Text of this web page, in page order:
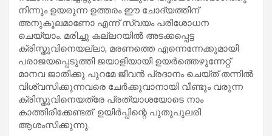
നിന്നും ഉയരുന്ന ഉത്തരം ഈ ചോദ്യത്തിന്
അനുകൂലമാണോ എന്ന് സ്വയം പരിശോധന
ചെയ്യാം. മരിച്ചു കല്ലറയില്‍ അടക്കപ്പെട്ട
ക്രിസ്തുവിനെയല്ലാ, മരണത്തെ എന്നെന്നേക്കുമായി
പരാജയപ്പെടുത്തി ജയാളിയായി ഉയര്‍ത്തെഴുന്നേറ്റ്
മാനവ ജാതിക്കു പുറമേ ജീവന്‍ പ്രദാനം ചെയ്ത് തന്നില്‍
വിശ്വസിക്കുന്നവരെ ചേര്‍ക്കുവാനായി വീണ്ടും വരുന്ന
ക്രിസ്തുവിനെയത്രേ പ്രത്യാശയോടെ നാം
കാത്തിരിക്കേണ്ടത്. ഉയിര്‍പ്പിന്റെ പുതുപുലരി
ആശംസിക്കുന്നു.